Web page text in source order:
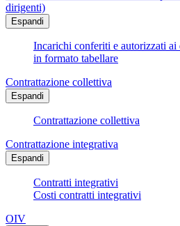
dirigenti)
Espandi
Incarichi conferiti e autorizzati
in formato tabellare
Contrattazione collettiva
Espandi
Contrattazione collettiva
Contrattazione integrativa
Espandi
Contratti integrativi
Costi contratti integrativi
OIV